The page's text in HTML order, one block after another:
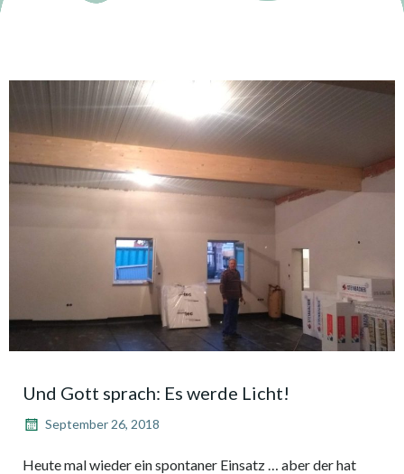
Und Gott sprach: Es werde Licht!
September 26, 2018
Heute mal wieder ein spontaner Einsatz … aber der hat